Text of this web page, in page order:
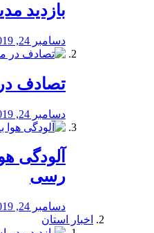
بازدید
دسامبر 24, 2019
تصادف
دسامبر 24, 2019
آلودگی
رسی
دسامبر 24, 2019
اخبار استان